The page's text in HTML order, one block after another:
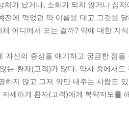
처가 났거나, 소화가 되지 않거나 심
전에 먹었던 약 이름을 대고 그것을
어디에서 오는 걸까? 약에 대한 지
자신의 증상을 얘기하고 궁금한 점
는 환자(고객)가 많다. 약사 중에서
하지 않고 그저 약만 내주는 사람도
세하게 환자(고객)에게 복약지도를